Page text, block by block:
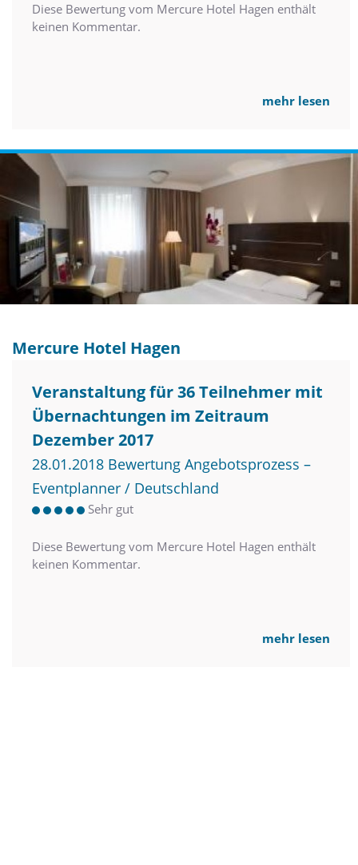
Diese Bewertung vom Mercure Hotel Hagen enthält
keinen Kommentar.
mehr lesen
Mercure Hotel Hagen
Veranstaltung für 36 Teilnehmer mit
Übernachtungen im Zeitraum
Dezember 2017
28.01.2018 Bewertung Angebotsprozess –
Eventplanner / Deutschland
Sehr gut
Diese Bewertung vom Mercure Hotel Hagen enthält
keinen Kommentar.
mehr lesen